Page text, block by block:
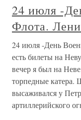
24 июля -
Флота.
24 июля -День
есть билеты на
вечер я был на
торпедные
высаживался у
артиллерийского